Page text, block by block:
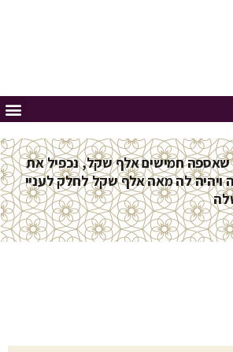
שאספה חמישים אלף שקל, נכפיל את
לה מאה אלף שקל לחלק לעניי